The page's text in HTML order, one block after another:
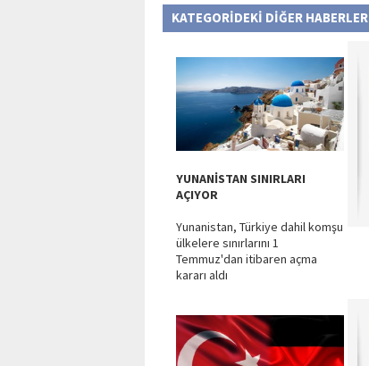
KATEGORİDEKİ DİĞER HABERLER
YUNANİSTAN SINIRLARI
AÇIYOR
Yunanistan, Türkiye dahil komşu
ülkelere sınırlarını 1
Temmuz'dan itibaren açma
kararı aldı